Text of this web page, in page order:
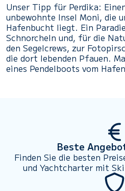
Unser Tipp für Perdika:
unbewohnte Insel Moni, die
Hafenbucht liegt. Ein
Schnorcheln und, für die
den Segelcrews, zur
die dort lebenden Pfauen.
eines Pendelboots vom
Beste
Finden Sie die besten
und Yachtcharter mit